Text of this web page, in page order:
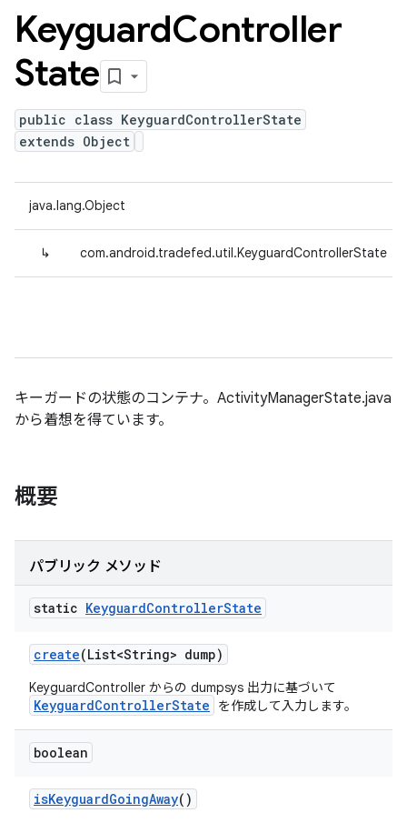
KeyguardController
State
public class KeyguardControllerState
extends Object
java.lang.Object
↳ com.android.tradefed.util.KeyguardControllerState
キーガードの状態のコンテナ。ActivityManagerState.java
から着想を得ています。
概要
パブリック メソッド
static KeyguardControllerState
create(List<String> dump)
KeyguardController からの dumpsys 出力に基づいて
KeyguardControllerState を作成して入力します。
boolean
isKeyguardGoingAway()